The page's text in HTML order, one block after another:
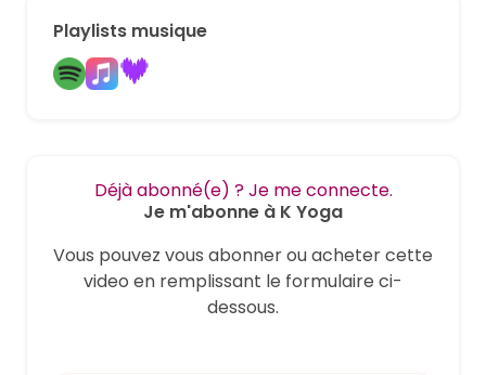
Playlists musique
Déjà abonné(e) ? Je me connecte.
Je m'abonne à K Yoga
Vous pouvez vous abonner ou acheter cette
video en remplissant le formulaire ci-
dessous.